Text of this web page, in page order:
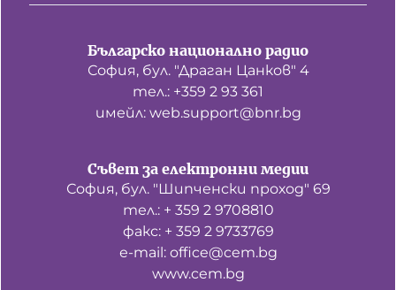
Българско национално радио
София, бул. "Драган Цанков" 4
тел.: +359 2 93 361
имейл: web.support@bnr.bg
Съвет за електронни медии
София, бул. "Шипченски проход" 69
тел.: + 359 2 9708810
факс: + 359 2 9733769
е-mail: office@cem.bg
www.cem.bg